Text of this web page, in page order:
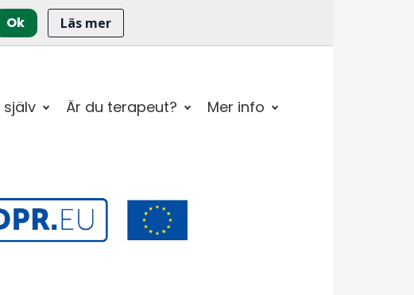
Ok Läs mer
Är du terapeut? Mer info